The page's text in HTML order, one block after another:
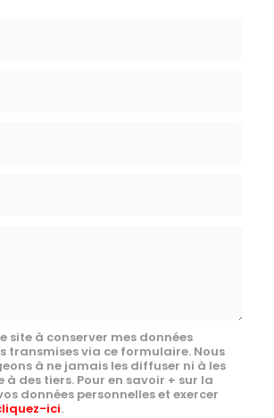
site à conserver mes données
transmises via ce formulaire. Nous
à ne jamais les diffuser ni à les
des tiers. Pour en savoir + sur la
données personnelles et exercer
ici.